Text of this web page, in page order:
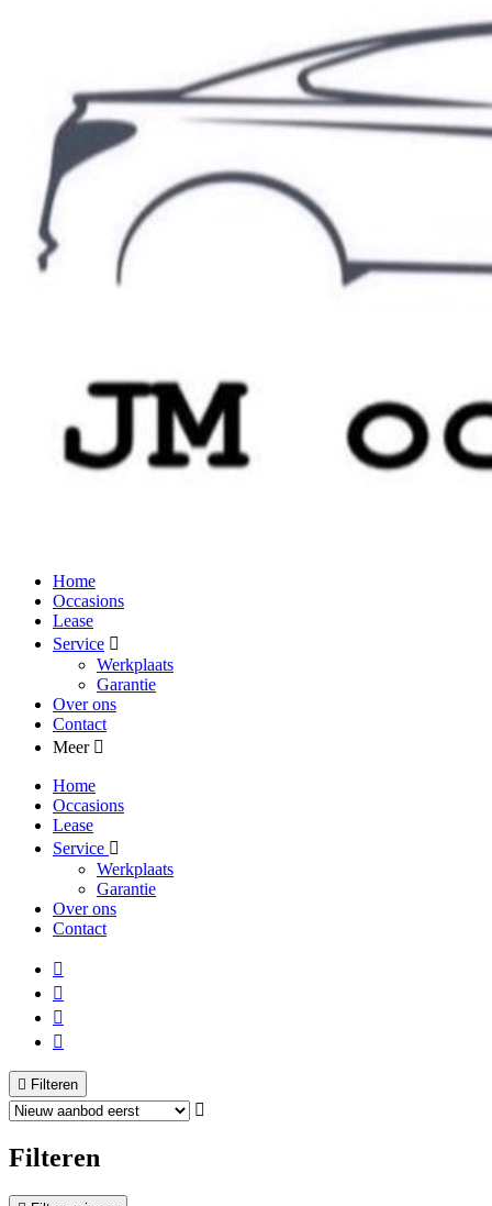
Home
Occasions
Lease
Service
Werkplaats
Garantie
Over ons
Contact
Meer
Home
Occasions
Lease
Service
Werkplaats
Garantie
Over ons
Contact
Filteren
Filteren